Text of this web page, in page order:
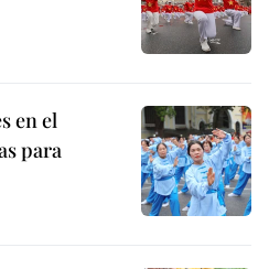
en el
para